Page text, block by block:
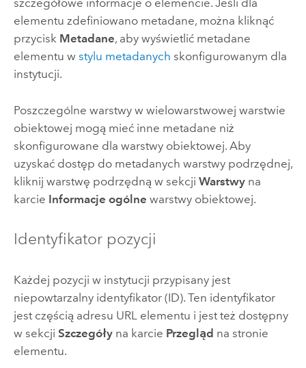
szczegółowe informacje o elemencie. Jeśli dla
elementu zdefiniowano metadane, można kliknąć
przycisk Metadane, aby wyświetlić metadane
elementu w stylu metadanych skonfigurowanym dla
instytucji.
Poszczególne warstwy w wielowarstwowej warstwie
obiektowej mogą mieć inne metadane niż
skonfigurowane dla warstwy obiektowej. Aby
uzyskać dostęp do metadanych warstwy podrzędnej,
kliknij warstwę podrzędną w sekcji Warstwyna
karcie Informacje ogólne warstwy obiektowej.
Identyfikator pozycji
Każdej pozycji w instytucji przypisany jest
niepowtarzalny identyfikator (ID). Ten identyfikator
jest częścią adresu URL elementu i jest też dostępny
w sekcji Szczegółyna karcie Przegląd na stronie
elementu.